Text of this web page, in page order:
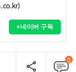
+네이버 구독
0